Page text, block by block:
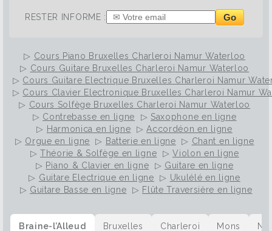
RESTER INFORME : Go
▷ Cours Piano Bruxelles Charleroi Namur Waterloo
▷ Cours Guitare Bruxelles Charleroi Namur Waterloo
▷ Cours Guitare Electrique Bruxelles Charleroi Namur
▷ Cours Clavier Electronique Bruxelles Charleroi Namur
▷ Cours Solfège Bruxelles Charleroi Namur Waterloo
▷ Contrebasse en ligne ▷ Saxophone en ligne
▷ Harmonica en ligne ▷Accordéon en ligne
▷ Orgue en ligne ▷ Batterie en ligne ▷ Chant en ligne
▷Théorie & Solfège en ligne ▷Violon en ligne
▷ Piano & Clavier en ligne ▷ Guitare en ligne
▷ Guitare Electrique en ligne ▷ Ukulélé en ligne
▷ Guitare Basse en ligne ▷ Flûte Traversière en ligne
Braine-l’Alleud Bruxelles Charleroi Mons